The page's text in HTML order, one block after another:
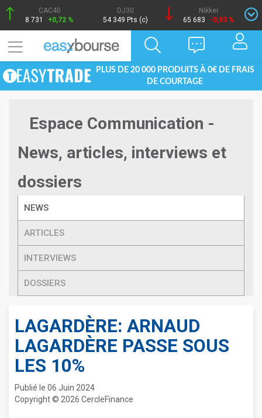
CAC40
8 731
+0,72 %
DJ30
54 349 Pts (c)
Nikkei
65 683
-0,93 %
PLUS DE 20 000 PRODUITS À 0€ DE FRAIS
DE COURTAGE
Espace Communication -
News, articles, interviews et
dossiers
NEWS
ARTICLES
INTERVIEWS
DOSSIERS
LAGARDÈRE: ARNAUD
LAGARDÈRE PASSE SOUS
LES 10%
Publié le 06 Juin 2024
Copyright © 2026 CercleFinance